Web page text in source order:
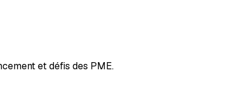
et défis des PME.